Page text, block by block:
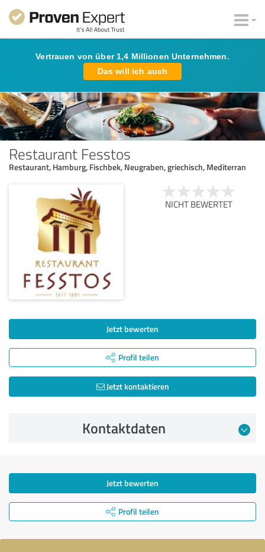
Vertrauen von über 1,4 Millionen Unternehmen.
Das will ich auch
Restaurant Fesstos
Restaurant, Hamburg, Fischbek, Neugraben, griechisch, Mediterran
NICHT BEWERTET
Jetzt bewerten
Profil teilen
Jetzt kontaktieren
Kontaktdaten
Jetzt bewerten
Profil teilen